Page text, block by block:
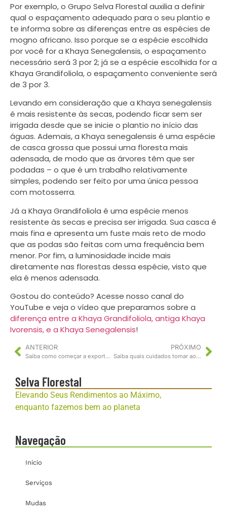
Por exemplo, o Grupo Selva Florestal auxilia a definir
qual o espaçamento adequado para o seu plantio e
te informa sobre as diferenças entre as espécies de
mogno africano. Isso porque se a espécie escolhida
por você for a Khaya Senegalensis, o espaçamento
necessário será 3 por 2; já se a espécie escolhida for a
Khaya Grandifoliola, o espaçamento conveniente será
de 3 por 3.
Levando em consideração que a Khaya senegalensis
é mais resistente às secas, podendo ficar sem ser
irrigada desde que se inicie o plantio no início das
águas. Ademais, a Khaya senegalensis é uma espécie
de casca grossa que possui uma floresta mais
adensada, de modo que as árvores têm que ser
podadas – o que é um trabalho relativamente
simples, podendo ser feito por uma única pessoa
com motosserra.
Já a Khaya Grandifoliola é uma espécie menos
resistente às secas e precisa ser irrigada. Sua casca é
mais fina e apresenta um fuste mais reto de modo
que as podas são feitas com uma frequência bem
menor. Por fim, a luminosidade incide mais
diretamente nas florestas dessa espécie, visto que
ela é menos adensada.
Gostou do conteúdo? Acesse nosso canal do
YouTube e veja o vídeo que preparamos sobre a
diferença entre a Khaya Grandifoliola, antiga Khaya
Ivorensis, e a Khaya Senegalensis!
ANTERIOR
Saiba como começar a exportar madeira
PRÓXIMO
Saiba quais cuidados tomar ao arrendar terras e conheça a documentação necessária
Selva Florestal
Elevando Seus Rendimentos ao Máximo,
enquanto fazemos bem ao planeta
Navegação
Inicio
Serviços
Mudas